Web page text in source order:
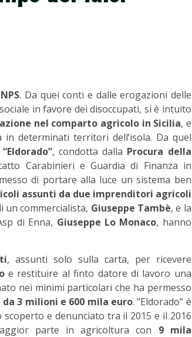
. Da quei conti e dalle erogazioni delle
in favore dei disoccupati, si è intuito
nel comparto agricolo in Sicilia, e
determinati territori dell’isola. Da quel
“Eldorado”, condotta dalla Procura della
Carabinieri e Guardia di Finanza in
di portare alla luce un sistema ben
assunti da due imprenditori agricoli
un commercialista, Giuseppe Tambè, e la
di Enna, Giuseppe Lo Monaco, hanno
, assunti solo sulla carta, per ricevere
e restituire al finto datore di lavoro una
nei minimi particolari che ha permesso
da 3 milioni e 600 mila euro. “Eldorado” è
scoperto e denunciato tra il 2015 e il 2016
parte in agricoltura con 9 mila